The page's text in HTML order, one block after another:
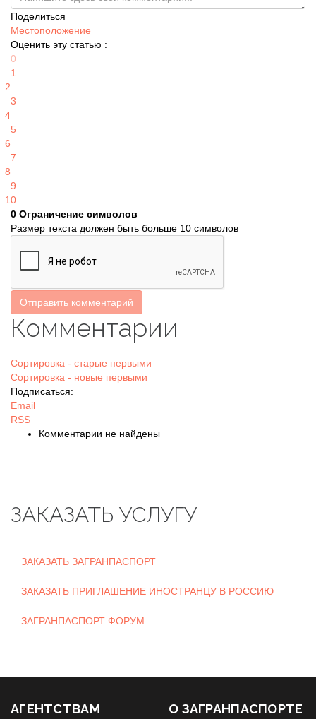
Поделиться
Местоположение
Оценить эту статью :
0
1
2
3
4
5
6
7
8
9
10
0 Ограничение символов
Размер текста должен быть больше 10 символов
Отправить комментарий
Комментарии
Сортировка - старые первыми
Сортировка - новые первыми
Подписаться:
Email
RSS
Комментарии не найдены
ЗАКАЗАТЬ УСЛУГУ
ЗАКАЗАТЬ ЗАГРАНПАСПОРТ
ЗАКАЗАТЬ ПРИГЛАШЕНИЕ ИНОСТРАНЦУ В РОССИЮ
ЗАГРАНПАСПОРТ ФОРУМ
АГЕНТСТВАМ О ЗАГРАНПАСПОРТЕ